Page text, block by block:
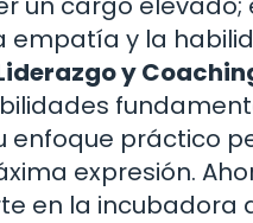
y la
y
enfoque práctico
expresión.
en la incubadora